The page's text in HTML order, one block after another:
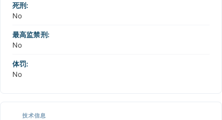
死刑:
No
最高监禁刑:
No
体罚:
No
技术信息